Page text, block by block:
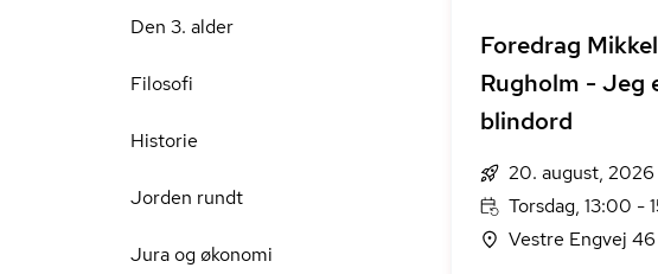
Den 3. alder
Filosofi
Historie
Jorden rundt
Jura og økonomi
Foredrag Mikkel
Rugholm - Jeg
blindord
20. august, 2026
Torsdag, 13:00 -
Vestre Engvej